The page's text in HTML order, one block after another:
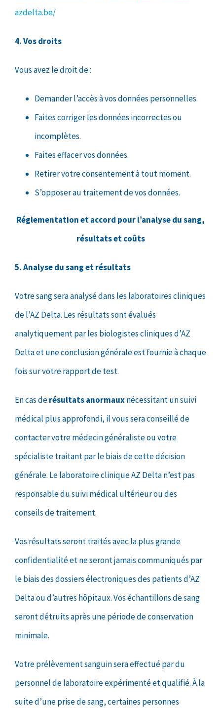
azdelta.be/
4. Vos droits
Vous avez le droit de :
Demander l’accès à vos données personnelles.
Faites corriger les données incorrectes ou
incomplètes.
Faites effacer vos données.
Retirer votre consentement à tout moment.
S’opposer au traitement de vos données.
Réglementation et accord pour l’analyse du sang,
résultats et coûts
5. Analyse du sang et résultats
Votre sang sera analysé dans les laboratoires cliniques
de l’AZ Delta. Les résultats sont évalués
analytiquement par les biologistes cliniques d’AZ
Delta et une conclusion générale est fournie à chaque
fois sur votre rapport de test.
En cas derésultats anormauxnécessitant un suivi
médical plus approfondi, il vous sera conseillé de
contacter votre médecin généraliste ou votre
spécialiste traitant par le biais de cette décision
générale. Le laboratoire clinique AZ Delta n’est pas
responsable du suivi médical ultérieur ou des
conseils de traitement.
Vos résultats seront traités avec la plus grande
confidentialité et ne seront jamais communiqués par
le biais des dossiers électroniques des patients d’AZ
Delta ou d’autres hôpitaux. Vos échantillons de sang
seront détruits après une période de conservation
minimale.
Votre prélèvement sanguin sera effectué par du
personnel de laboratoire expérimenté et qualifié. À la
suite d’une prise de sang, certaines personnes